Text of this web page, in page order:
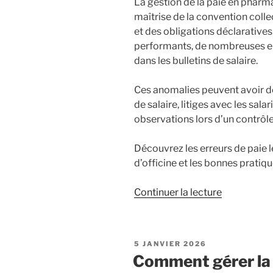
les
HCR »
maîtrise de la convention
et des obligations
performants, de nombreuses
dans les bulletins de salaire.
Ces anomalies peuvent avoir
de salaire, litiges avec les
observations lors d’un
Découvrez les erreurs de paie
d’officine et les bonnes
Continuer la lecturede
les
PUBLIÉ
LE
5 JANVIER 2026
Comment gérer la